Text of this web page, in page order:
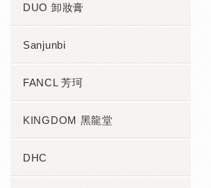
DUO 卸妝膏
Sanjunbi
FANCL 芳珂
KINGDOM 黑龍堂
DHC